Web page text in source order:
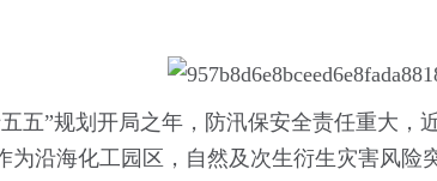
五”规划开局之年，防汛保安全责任重大
为沿海化工园区，自然及次生衍生灾害风